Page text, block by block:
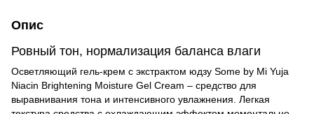
Опис
Ровный тон, нормализация баланса влаги
Осветляющий гель-крем с экстрактом юдзу Some by Mi Yuja
Niacin Brightening Moisture Gel Cream – средство для
выравнивания тона и интенсивного увлажнения. Легкая